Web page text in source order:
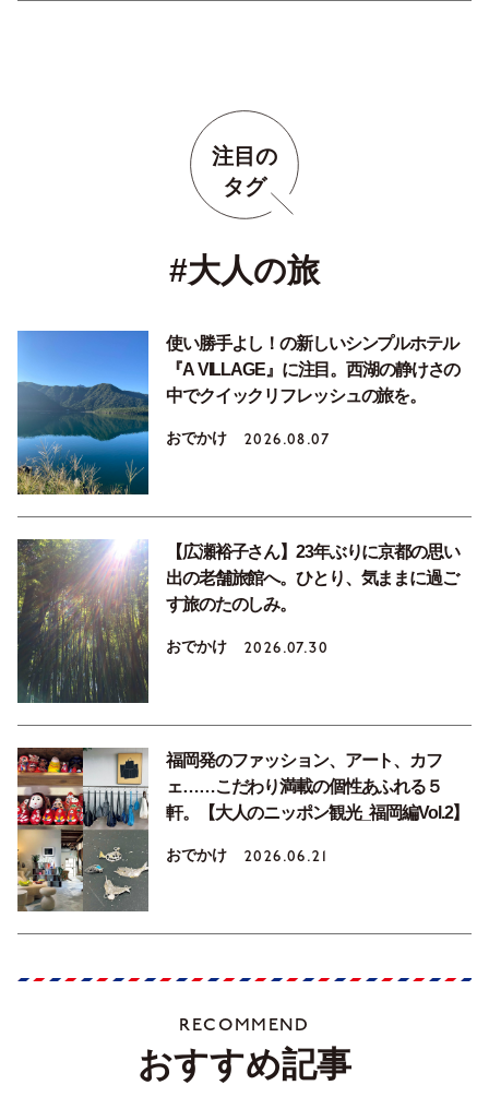
注目の
タグ
#大人の旅
使い勝手よし！の新しいシンプルホテル
『A VILLAGE』に注目。西湖の静けさの
中でクイックリフレッシュの旅を。
おでかけ 2026.08.07
【広瀬裕子さん】23年ぶりに京都の思い
出の老舗旅館へ。ひとり、気ままに過ご
す旅のたのしみ。
おでかけ 2026.07.30
福岡発のファッション、アート、カフ
ェ……こだわり満載の個性あふれる５
軒。【大人のニッポン観光_福岡編Vol.2】
おでかけ 2026.06.21
RECOMMEND
おすすめ記事